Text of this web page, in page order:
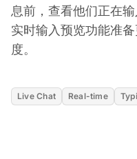
息前，查看他们正在
实时输入预览功能准
度。
Live Chat Real-time